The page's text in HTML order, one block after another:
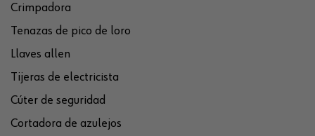
Crimpadora
Tenazas de pico de loro
Llaves allen
Tijeras de electricista
Cúter de seguridad
Cortadora de azulejos